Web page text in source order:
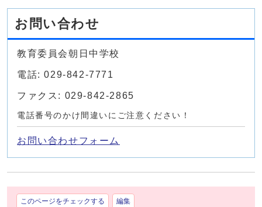
お問い合わせ
教育委員会朝日中学校
電話: 029-842-7771
ファクス: 029-842-2865
電話番号のかけ間違いにご注意ください！
お問い合わせフォーム
このページをチェックする 編集